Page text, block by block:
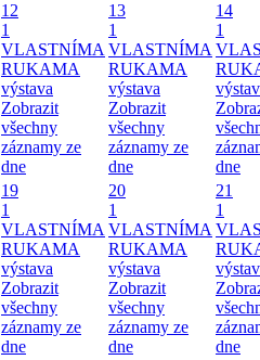
12
1
VLASTNÍMA
RUKAMA
výstava
Zobrazit
všechny
záznamy ze
dne
13
1
VLASTNÍMA
RUKAMA
výstava
Zobrazit
všechny
záznamy ze
dne
14
1
dne
19
1
VLASTNÍMA
RUKAMA
výstava
Zobrazit
všechny
záznamy ze
dne
20
1
VLASTNÍMA
RUKAMA
výstava
Zobrazit
všechny
záznamy ze
dne
21
1
dne